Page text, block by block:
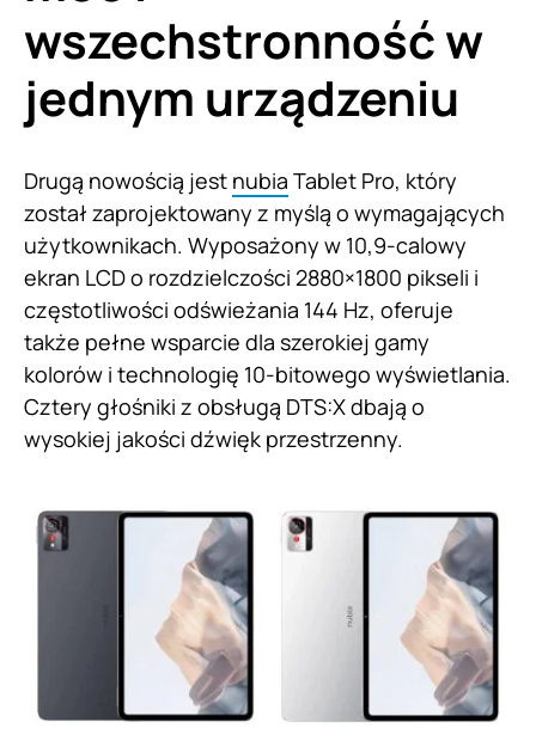
wszechstronność w
jednym urządzeniu
Drugą nowością jest nubia Tablet Pro, który
został zaprojektowany z myślą o wymagających
użytkownikach. Wyposażony w 10,9-calowy
ekran LCD o rozdzielczości 2880×1800 pikseli i
częstotliwości odświeżania 144 Hz, oferuje
także pełne wsparcie dla szerokiej gamy
kolorów i technologię 10-bitowego wyświetlania.
Cztery głośniki z obsługą DTS:X dbają o
wysokiej jakości dźwięk przestrzenny.